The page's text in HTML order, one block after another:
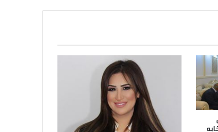
العراقيين
يطالب السلطات السودانية بالإفراج
الفوري عن الزميل الصحفي اسحق
احمد فضل الله
يدعو الى دعم القضية الفلسطينية
وحقوق الشعب الفلسطيني